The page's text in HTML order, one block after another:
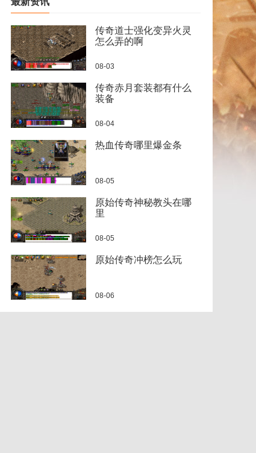
传奇道士强化变异火灵
怎么弄的啊
08-03
传奇赤月套装都有什么
装备
08-04
热血传奇哪里爆金条
08-05
原始传奇神秘教头在哪
里
08-05
原始传奇冲榜怎么玩
08-06